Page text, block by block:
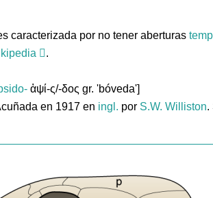
caracterizada por no tener aberturas
.
ἁψί-ς/-δος gr. 'bóveda']
en 1917 en ingl. por S.W. Williston.